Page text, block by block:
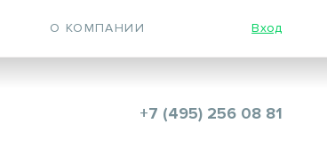
О КОМПАНИИ Вход
+7 (495) 256 08 81